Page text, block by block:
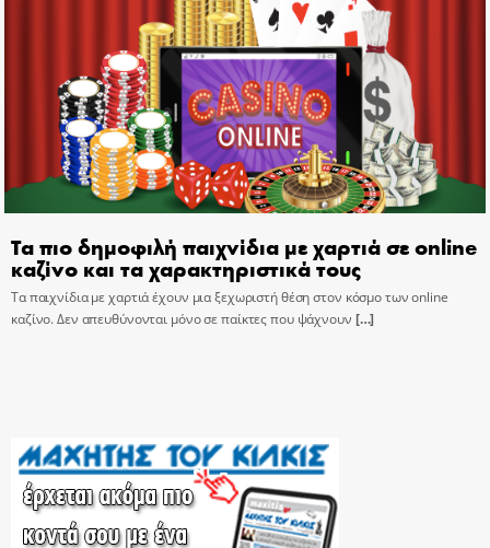
Τα πιο δημοφιλή παιχνίδια με χαρτιά σε online
καζίνο και τα χαρακτηριστικά τους
Τα παιχνίδια με χαρτιά έχουν μια ξεχωριστή θέση στον κόσμο των online
καζίνο. Δεν απευθύνονται μόνο σε παίκτες που ψάχνουν […]